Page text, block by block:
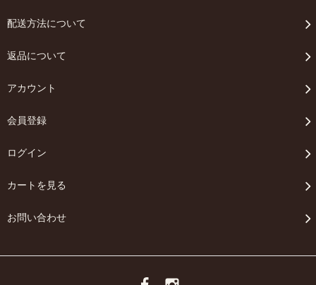
配送方法について
返品について
アカウント
会員登録
ログイン
カートを見る
お問い合わせ